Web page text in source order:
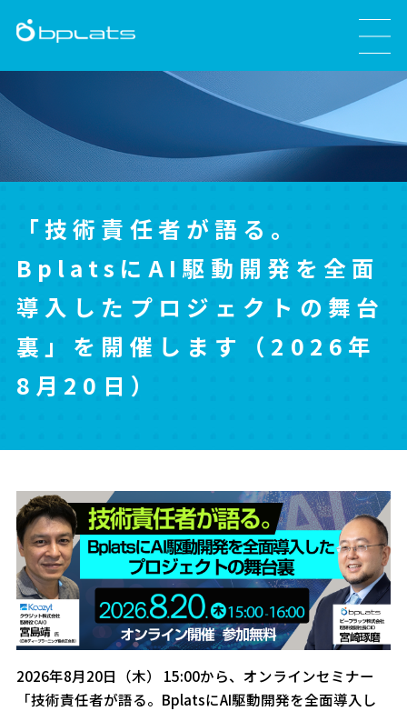
「技術責任者が語る。
BplatsにAI駆動開発を全面
導入したプロジェクトの舞台
裏」を開催します（2026年
8月20日）
2026年8月20日（木） 15:00から、オンラインセミナー
「技術責任者が語る。BplatsにAI駆動開発を全面導入し